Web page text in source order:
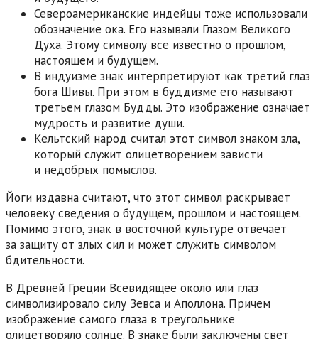
Североамериканские индейцы тоже использовали
обозначение ока. Его называли Глазом Великого
Духа. Этому символу все известно о прошлом,
настоящем и будущем.
В индуизме знак интерпретируют как третий глаз
бога Шивы. При этом в буддизме его называют
третьем глазом Будды. Это изображение означает
мудрость и развитие души.
Кельтский народ считал этот символ знаком зла,
который служит олицетворением зависти
и недобрых помыслов.
Йоги издавна считают, что этот символ раскрывает
человеку сведения о будущем, прошлом и настоящем.
Помимо этого, знак в восточной культуре отвечает
за защиту от злых сил и может служить символом
бдительности.
В Древней Греции Всевидящее около или глаз
символизировало силу Зевса и Аполлона. Причем
изображение самого глаза в треугольнике
олицетворяло солнце. В знаке были заключены свет